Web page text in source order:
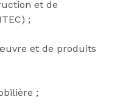
et de
;
et de produits
;